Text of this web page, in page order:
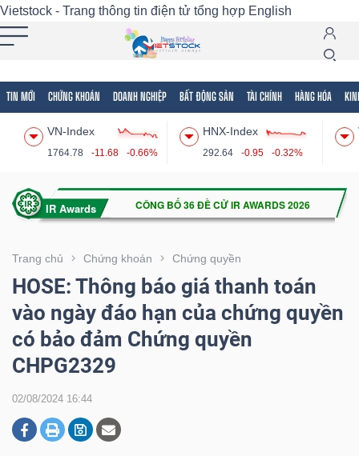
Vietstock - Trang thông tin điện tử tổng hợp English
TIN MỚI CHỨNG KHOÁN DOANH NGHIỆP BẤT ĐỘNG SẢN TÀI CHÍNH HÀNG HÓA
VN-Index
1764.78 -11.68 -0.66%
HNX-Index
292.64 -0.95 -0.32%
Trang chủ Chứng khoán Chứng quyền
HOSE: Thông báo giá thanh toán
vào ngày đáo hạn của chứng quyền
có bảo đảm Chứng quyền
CHPG2329
02/08/2024 16:44
Tất cả Tính năng Ngành Mã chứng khoán
Tính
(-)
VIETSTOCK
CHỨNG
KHOÁN
NGHIỆP